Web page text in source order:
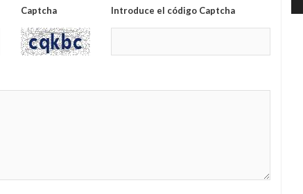
Captcha Introduce el código Captcha